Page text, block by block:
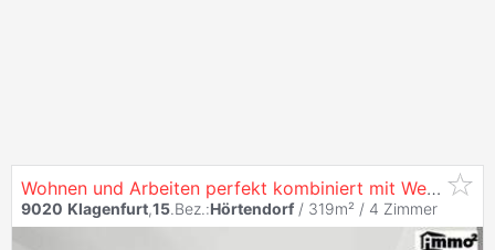
Wohnen und Arbeiten perfekt kombiniert mit Werkstatt östlich von
9020 Klagenfurt,15.Bez.:Hörtendorf / 319m² / 4 Zimmer